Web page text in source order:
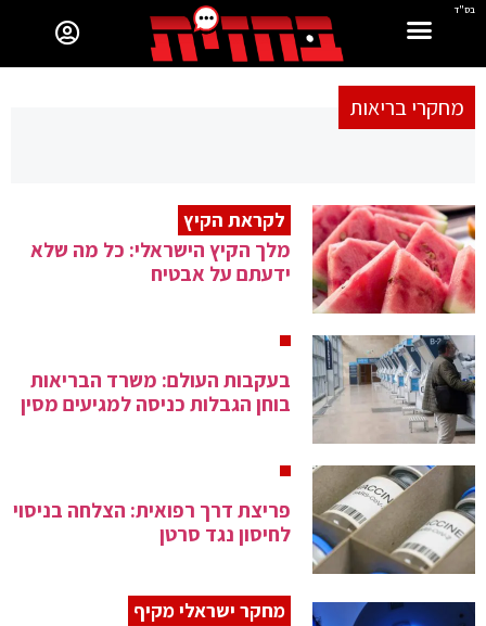
בס"ד
מחקרי בריאות
לקראת הקיץ
מלך הקיץ הישראלי: כל מה שלא
ידעתם על אבטיח
בעקבות העולם: משרד הבריאות
בוחן הגבלות כניסה למגיעים מסין
פריצת דרך רפואית: הצלחה בניסוי
לחיסון נגד סרטן
מחקר ישראלי מקיף